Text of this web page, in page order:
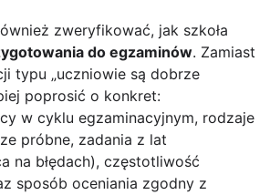
zweryfikować, jak szkoła
do egzaminów. Zamiast
typu „uczniowie są dobrze
poprosić o konkret:
w cyklu egzaminacyjnym, rodzaje
próbne, zadania z lat
na błędach), częstotliwość
sposób oceniania zgodny z